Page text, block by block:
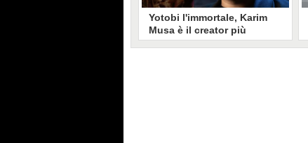
Yotobi l'immortale, Karim
Musa è il creator più
longevo in Italia: il suo